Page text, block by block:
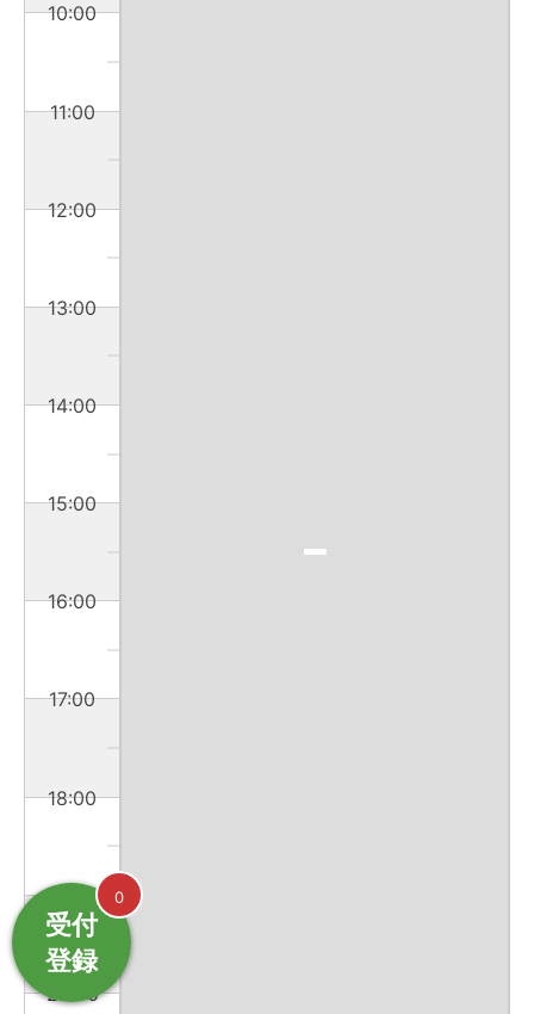
10:00
11:00
12:00
13:00
14:00
15:00
16:00
17:00
18:00
19:00
20:00
0
受付
登録